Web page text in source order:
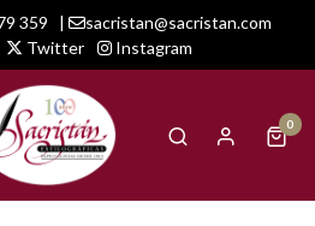
359 |
sacristan@sacristan.com
Twitter Instagram
0